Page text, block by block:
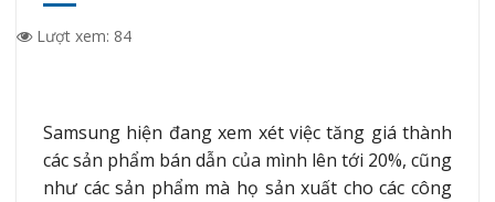
Lượt xem: 84
Samsung hiện đang xem xét việc tăng giá thành
các sản phẩm bán dẫn của mình lên tới 20%, cũng
như các sản phẩm mà họ sản xuất cho các công